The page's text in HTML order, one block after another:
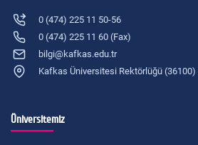
0 (474) 225 11 50-56
0 (474) 225 11 60 (Fax)
bilgi@kafkas.edu.tr
Kafkas Üniversitesi Rektörlüğü (36100)
Üniversitemiz